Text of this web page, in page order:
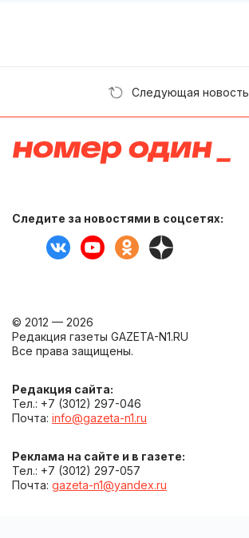
Следующая новость
Следите за новостями в соцсетях:
© 2012 — 2026
Редакция газеты GAZETA-N1.RU
Все права защищены.
Редакция сайта:
Тел.: +7 (3012) 297-046
Почта: info@gazeta-n1.ru
Реклама на сайте и в газете:
Тел.: +7 (3012) 297-057
Почта: gazeta-n1@yandex.ru